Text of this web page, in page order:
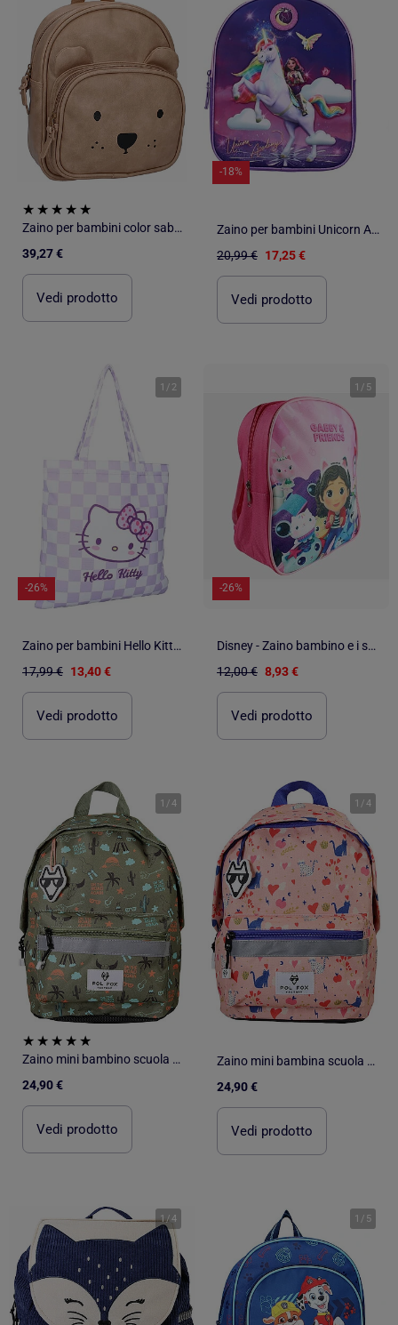
Zaino per bambini color sabbia beary excited, kidzroom | Kidzroom
39,27 €
Vedi prodotto
-18%
Zaino per bambini Unicorn Academy per Scuola dell'infanzia
20,99 € 17,25 €
Vedi prodotto
1 / 2
-26%
Zaino per bambini Hello Kitty per la scuola dell'infanzia
17,99 € 13,40 €
Vedi prodotto
1 / 5
-26%
Disney - Zaino bambino e i suoi amici
12,00 € 8,93 €
Vedi prodotto
1 /4
Zaino mini bambino scuola materna POL FOX Road Trip verde motivo van e avventura
24,90 €
Vedi prodotto
1 /4
Zaino mini bambina scuola materna POL FOX Dream rosa motivo gatto e cuore
24,90 €
Vedi prodotto
1/4 1 / 5